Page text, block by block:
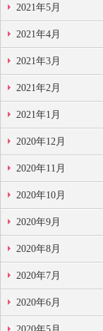
2021年5月
2021年4月
2021年3月
2021年2月
2021年1月
2020年12月
2020年11月
2020年10月
2020年9月
2020年8月
2020年7月
2020年6月